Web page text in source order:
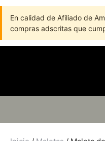
En calidad de Afiliado de
compras adscritas que